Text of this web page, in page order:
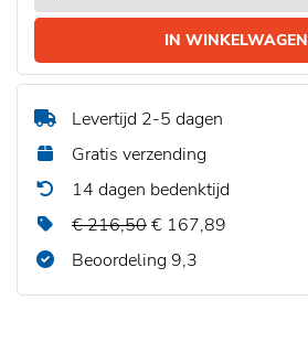
IN WINKELWAGEN
Levertijd 2-5 dagen
Gratis verzending
14 dagen bedenktijd
€ 216,50€ 167,89
Beoordeling 9,3